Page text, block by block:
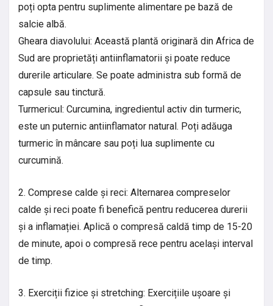
poți opta pentru suplimente alimentare pe bază de
salcie albă.
Gheara diavolului: Această plantă originară din Africa de
Sud are proprietăți antiinflamatorii și poate reduce
durerile articulare. Se poate administra sub formă de
capsule sau tinctură.
Turmericul: Curcumina, ingredientul activ din turmeric,
este un puternic antiinflamator natural. Poți adăuga
turmeric în mâncare sau poți lua suplimente cu
curcumină.
2. Comprese calde și reci: Alternarea compreselor
calde și reci poate fi benefică pentru reducerea durerii
și a inflamației. Aplică o compresă caldă timp de 15-20
de minute, apoi o compresă rece pentru același interval
de timp.
3. Exerciții fizice și stretching: Exercițiile ușoare și